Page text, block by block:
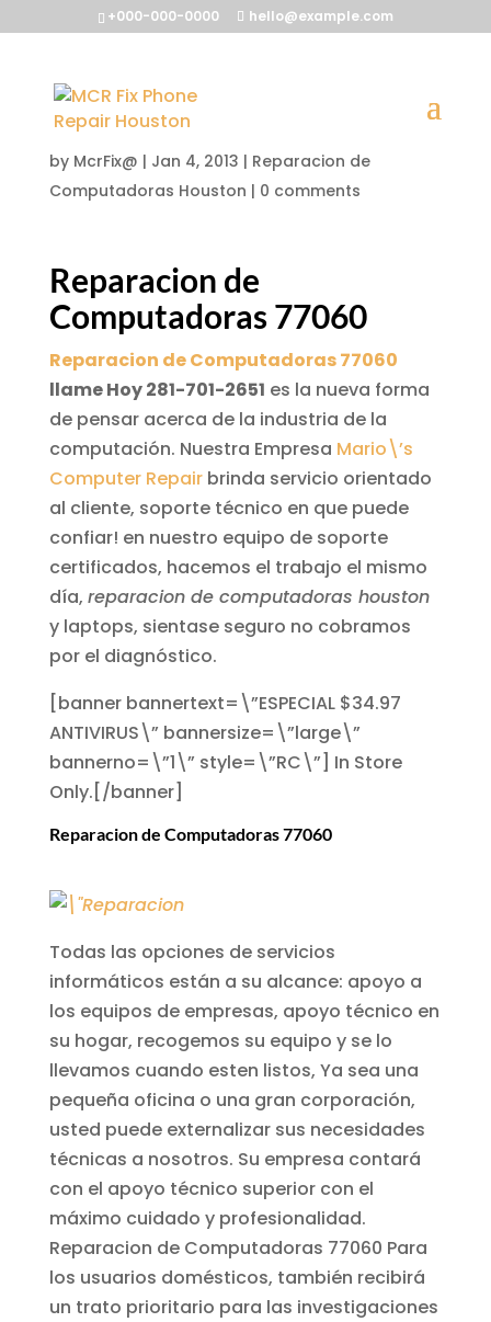
+000-000-0000 hello@example.com
Reparacion de
Computadoras 77060
by McrFix@ | Jan 4, 2013 | Reparacion de
Computadoras Houston | 0 comments
Reparacion de
Computadoras 77060
Reparacion de Computadoras 77060
llame Hoy 281-701-2651 es la nueva forma
de pensar acerca de la industria de la
computación. Nuestra Empresa Mario\’s
Computer Repairbrinda servicio orientado
al cliente, soporte técnico en que puede
confiar! en nuestro equipo de soporte
certificados, hacemos el trabajo el mismo
día, reparacion de computadoras houston
y laptops, sientase seguro no cobramos
por el diagnóstico.
[banner bannertext=\”ESPECIAL $34.97
ANTIVIRUS\” bannersize=\”large\”
bannerno=\”1\” style=\”RC\”] In Store
Only.[/banner]
Reparacion de Computadoras 77060
Todas las opciones de servicios
informáticos están a su alcance: apoyo a
los equipos de empresas, apoyo técnico en
su hogar, recogemos su equipo y se lo
llevamos cuando esten listos, Ya sea una
pequeña oficina o una gran corporación,
usted puede externalizar sus necesidades
técnicas a nosotros. Su empresa contará
con el apoyo técnico superior con el
máximo cuidado y profesionalidad.
Reparacion de Computadoras 77060 Para
los usuarios domésticos, también recibirá
un trato prioritario para las investigaciones